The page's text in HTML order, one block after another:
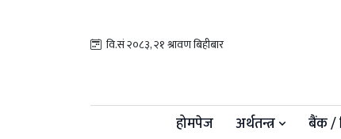
वि.सं २०८३, २१ श्रावण बिहीबार
होमपेज अर्थतन्त्र बैंक /